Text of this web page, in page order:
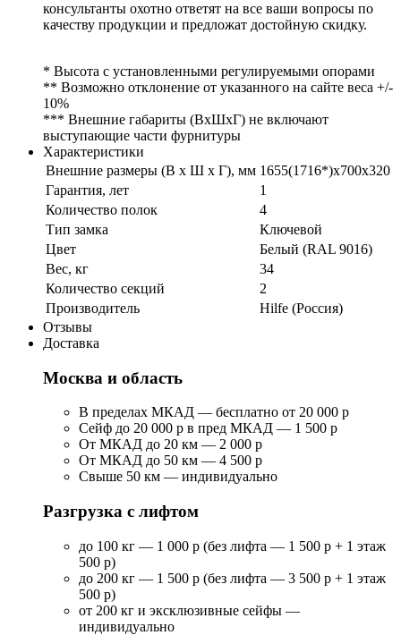
консультанты охотно ответят на все ваши вопросы по
качеству продукции и предложат достойную скидку.
* Высота с установленными регулируемыми опорами
** Возможно отклонение от указанного на сайте веса +/-
10%
*** Внешние габариты (ВхШхГ) не включают
выступающие части фурнитуры
Характеристики
Внешние размеры (В х Ш х Г), мм 1655(1716*)x700x320
Гарантия, лет
1
Количество полок
4
Тип замка
Ключевой
Цвет
Белый (RAL 9016)
Вес, кг
34
Количество секций
2
Производитель
Hilfe (Россия)
Отзывы
Доставка
Москва и область
В пределах МКАД — бесплатно от 20 000 р
Сейф до 20 000 р в пред МКАД — 1 500 р
От МКАД до 20 км — 2 000 р
От МКАД до 50 км — 4 500 р
Свыше 50 км — индивидуально
Разгрузка с лифтом
до 100 кг — 1 000 р (без лифта — 1 500 р + 1 этаж
500 р)
до 200 кг — 1 500 р (без лифта — 3 500 р + 1 этаж
500 р)
от 200 кг и эксклюзивные сейфы —
индивидуально